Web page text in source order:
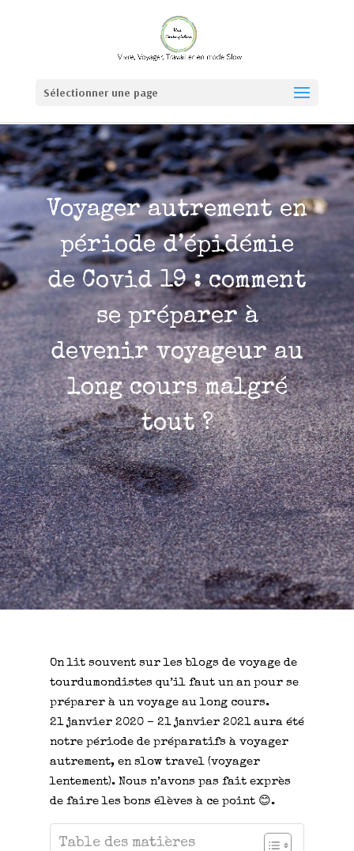
Sélectionner une page
Voyager autrement en
période d’épidémie
de Covid 19 : comment
se préparer à
devenir voyageur au
long cours malgré
tout ?
On lit souvent sur les blogs de voyage de
tourdumondistes qu’il faut un an pour se
préparer à un voyage au long cours.
21 janvier 2020 – 21 janvier 2021 aura été
notre période de préparatifs à voyager
autrement, en slow travel (voyager
lentement). Nous n’avons pas fait exprès
de faire les bons élèves à ce point 😊.
Table des matières